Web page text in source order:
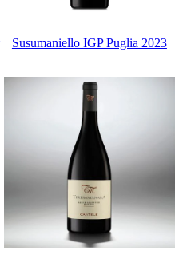
Susumaniello IGP Puglia 2023